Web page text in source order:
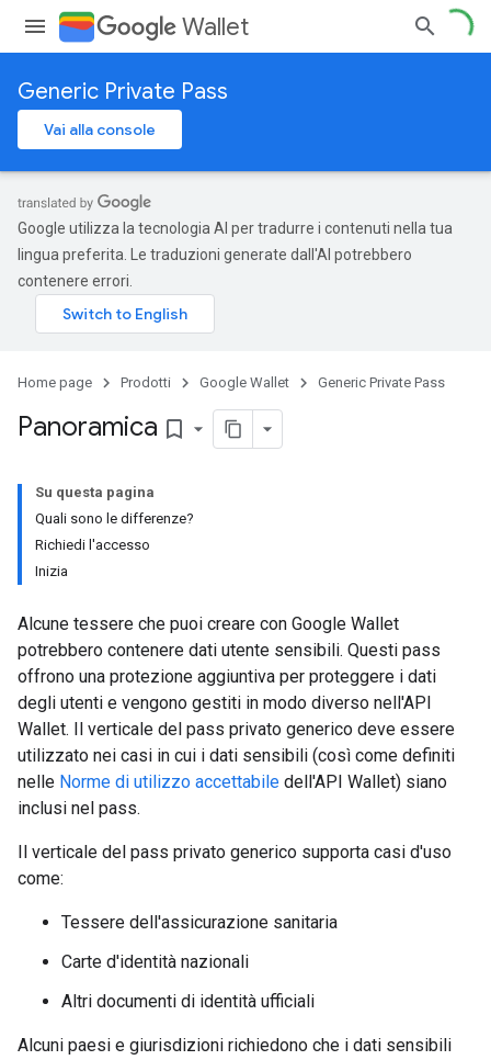
Wallet
Generic Private Pass
Vai alla console
Google utilizza la tecnologia AI per tradurre i contenuti nella tua
lingua preferita. Le traduzioni generate dall'AI potrebbero
contenere errori.
Home page Prodotti Google Wallet Generic Private Pass
Panoramica bookmark_border
Su questa pagina
Quali sono le differenze?
Richiedi l'accesso
Inizia
Alcune tessere che puoi creare con Google Wallet
potrebbero contenere dati utente sensibili. Questi pass
offrono una protezione aggiuntiva per proteggere i dati
degli utenti e vengono gestiti in modo diverso nell'API
Wallet. Il verticale del pass privato generico deve essere
utilizzato nei casi in cui i dati sensibili (così come definiti
nelle Norme di utilizzo accettabile dell'API Wallet) siano
inclusi nel pass.
Il verticale del pass privato generico supporta casi d'uso
come:
Tessere dell'assicurazione sanitaria
Carte d'identità nazionali
Altri documenti di identità ufficiali
Alcuni paesi e giurisdizioni richiedono che i dati sensibili